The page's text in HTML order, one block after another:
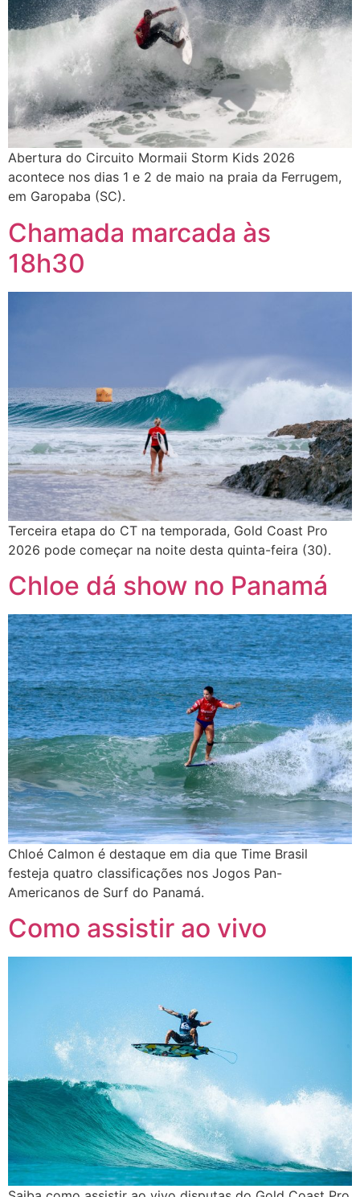
Abertura do Circuito Mormaii Storm Kids 2026
acontece nos dias 1 e 2 de maio na praia da Ferrugem,
em Garopaba (SC).
Chamada marcada às
18h30
Terceira etapa do CT na temporada, Gold Coast Pro
2026 pode começar na noite desta quinta-feira (30).
Chloe dá show no Panamá
Chloé Calmon é destaque em dia que Time Brasil
festeja quatro classificações nos Jogos Pan-
Americanos de Surf do Panamá.
Como assistir ao vivo